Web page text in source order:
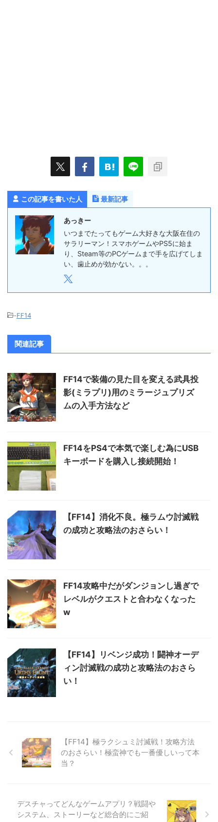
この記事を書いた人 最新記事
あっきー
いつまでたってもゲーム大好きな大阪在住の
サラリーマン！スマホゲームやPS5に始ま
り、Steam等のPCゲームまで手を広げてしま
い、歯止めが効かない。。。
-FF14
関連記事
FF14で装備の見た目を変える武具投
影(ミラプリ)用のミラージュプリズ
ムの入手方法など
FF14をPS4で本気で楽しむ為にUSB
キーボードを購入し接続開始！
【FF14】消化不良。極ラムウ討滅戦
の成功と攻略法のおさらい！
FF14攻略中だがダンジョンし過ぎで
レベルがクエストと合わなくなった
w
【FF14】リベンジ成功！闘神オーデ
ィン討滅戦の成功と攻略法のおさら
い！
【FF14】極ラクシュミ討滅戦！攻略方法
のおさらい！極蛮神でも一番優しいって本
当？
デスチャってどんなゲームアプリ？戦闘や
システム、ストーリーなど総合的にご紹